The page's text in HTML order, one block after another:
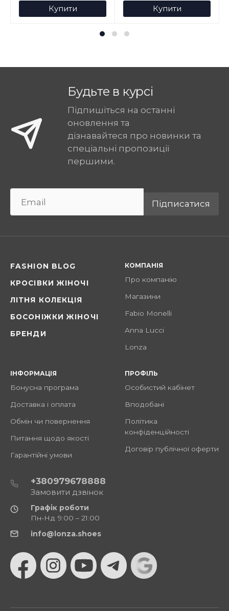
Купити Купити
Будьте в курсі
Підпишіться на останні
оновлення та
дізнавайтеся про новинки та
спеціальні пропозиції
першими.
Підписатися
FASHION BLOG
КРОСІВКИ ЖІНОЧІ
ЛІТНЯ КОЛЕКЦІЯ
БОСОНІЖКИ ЖІНОЧІ
БРЕНДИ
КОМПАНІЯ
Про компанію
Магазини
Fabio Monelli
Anna Lucci
Lonza
ІНФОРМАЦІЯ
Бонусна програма
Доставка і оплата
Обмін чи повернення
Питання щодо якості
Гарантійні умови
ПРОФІЛЬ
Особистий кабінет
Вподобані
Політика
конфіденційності
Договір публічної оферти
+380979678888
Замовити дзвінок
Графік роботи
Пн-Нд 9:00 – 21:00
info@lonza.shoes